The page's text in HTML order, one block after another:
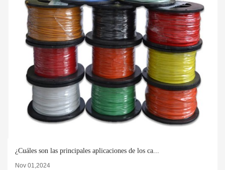
¿Cuáles son las principales aplicaciones de los ca...
Nov 01,2024